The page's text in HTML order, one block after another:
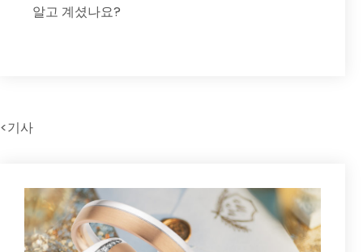
알고 계셨나요?
<기사